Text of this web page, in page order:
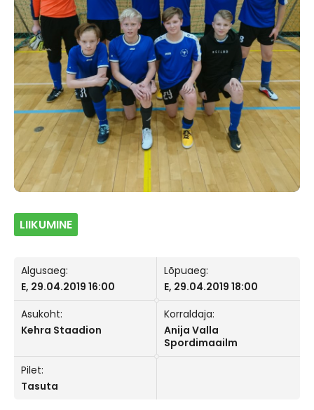
LIIKUMINE
Algusaeg:
E, 29.04.2019 16:00
Lõpuaeg:
E, 29.04.2019 18:00
Asukoht:
Kehra Staadion
Korraldaja:
Anija Valla
Spordimaailm
Pilet:
Tasuta